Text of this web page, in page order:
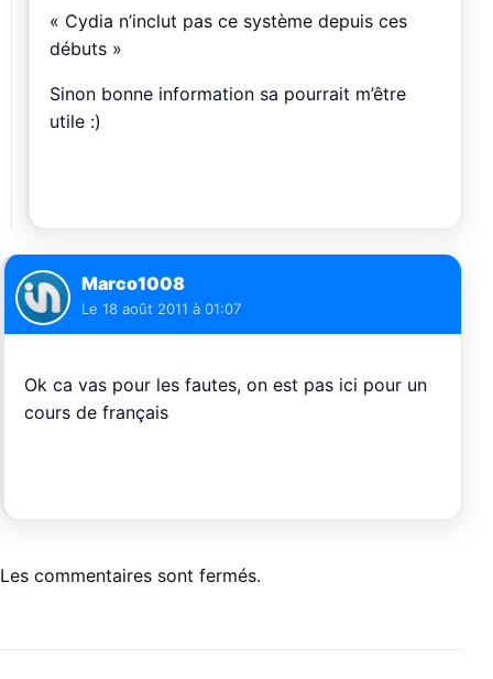
« Cydia n’inclut pas ce système depuis ces
débuts »
Sinon bonne information sa pourrait m’être
utile :)
Marco1008
Le 18 août 2011 à 01:07
Ok ca vas pour les fautes, on est pas ici pour un
cours de français
Les commentaires sont fermés.